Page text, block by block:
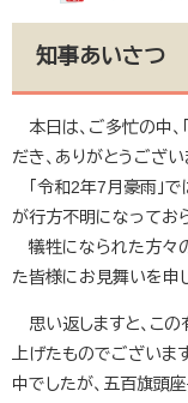
知事あいさつ
本日は、ご多忙の中、
だき、ありがとうござい
「令和2年7月豪雨」で
が行方不明になってお
犠牲になられた方々
た皆様にお見舞いを申
思い返しますと、こ
上げたものでございま
中でしたが、五百旗頭